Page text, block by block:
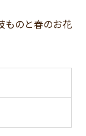
ものと春のお花